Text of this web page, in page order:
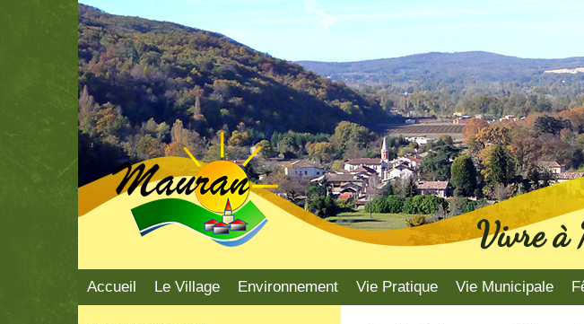
Mauran
Vivre à
Accueil Le Village Environnement Vie Pratique Vie Municipale